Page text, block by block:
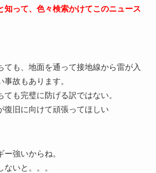
知って、色々検索かけてこのニュース
ても、地面を通って接地線から雷が入
事故もあります。
ても完璧に防げる訳ではない。
復旧に向けて頑張ってほしい
強いからね。
いと。。。